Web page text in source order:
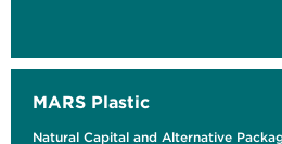
MARS Plastic
Natural Capital and Alternative